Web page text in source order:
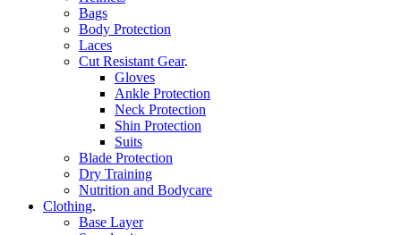
Bags
Body Protection
Laces
Cut Resistant Gear.
Gloves
Ankle Protection
Neck Protection
Shin Protection
Suits
Blade Protection
Dry Training
Nutrition and Bodycare
Clothing.
Base Layer